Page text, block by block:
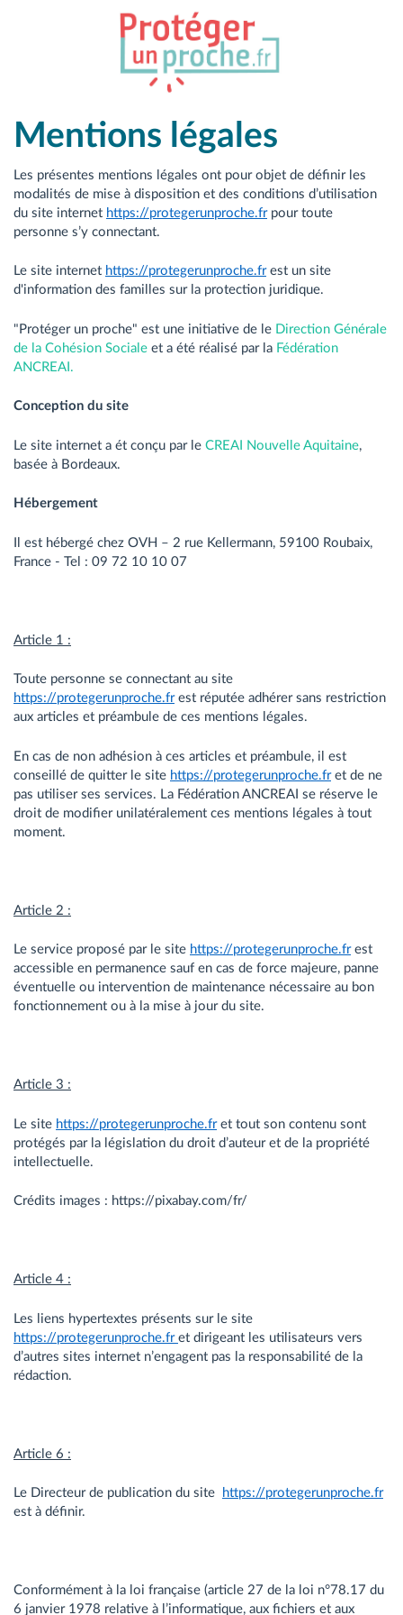
Mentions légales
Les présentes mentions légales ont pour objet de définir les
modalités de mise à disposition et des conditions d’utilisation
du site internet https://protegerunproche.frpour toute
personne s’y connectant.
Le site internet https://protegerunproche.frest un site
d'information des familles sur la protection juridique.
"Protéger un proche" est une initiative de le Direction Générale
de la Cohésion Sociale et a été réalisé par la Fédération
ANCREAI.
Conception du site
Le site internet a ét conçu par le CREAI Nouvelle Aquitaine,
basée à Bordeaux.
Hébergement
Il est hébergé chez OVH – 2 rue Kellermann, 59100 Roubaix,
France - Tel : 09 72 10 10 07
Article 1 :
Toute personne se connectant au site
https://protegerunproche.frest réputée adhérer sans restriction
aux articles et préambule de ces mentions légales.
En cas de non adhésion à ces articles et préambule, il est
conseillé de quitter le site https://protegerunproche.fret de ne
pas utiliser ses services. La Fédération ANCREAI se réserve le
droit de modifier unilatéralement ces mentions légales à tout
moment.
Article 2 :
Le service proposé par le site https://protegerunproche.frest
accessible en permanence sauf en cas de force majeure, panne
éventuelle ou intervention de maintenance nécessaire au bon
fonctionnement ou à la mise à jour du site.
Article 3 :
Le site https://protegerunproche.fret tout son contenu sont
protégés par la législation du droit d’auteur et de la propriété
intellectuelle.
Crédits images : https://pixabay.com/fr/
Article 4 :
Les liens hypertextes présents sur le site
https://protegerunproche.fr et dirigeant les utilisateurs vers
d’autres sites internet n’engagent pas la responsabilité de la
rédaction.
Article 6 :
Le Directeur de publication du site
https://protegerunproche.fr
est à définir.
Conformément à la loi française (article 27 de la loi n°78.17 du
6 janvier 1978 relative à l’informatique, aux fichiers et aux